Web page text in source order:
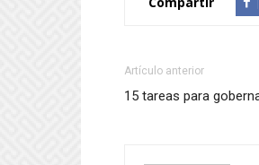
abre abre
Artículo anterior
15 tareas para